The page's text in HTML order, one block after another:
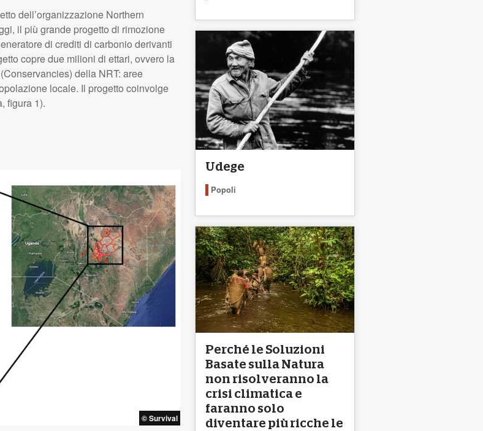
dell’organizzazione Northern
il più grande progetto di rimozione
di crediti di carbonio derivanti
copre due milioni di ettari, ovvero la
della NRT: aree
locale. Il progetto coinvolge
figura 1).
© Survival
Udege
Popoli
Perché le Soluzioni
Basate sulla Natura
non risolveranno la
crisi climatica e
faranno solo
diventare più ricche le